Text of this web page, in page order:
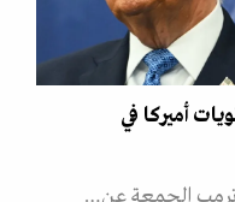
أميركا في
ترمب الجمعة عن…